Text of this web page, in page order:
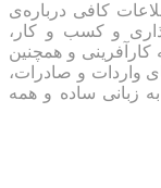
کافی درباره‌ی
و کسب و کار،
کارآفرینی و همچنین
واردات و صادرات،
زبانی ساده و همه